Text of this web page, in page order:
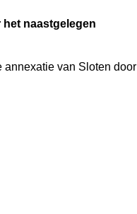
het naastgelegen
annexatie van Sloten door